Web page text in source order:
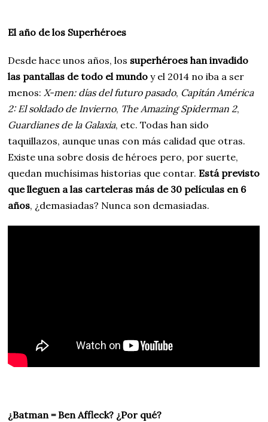
El año de los Superhéroes
Desde hace unos años, los superhéroes han invadido
las pantallas de todo el mundo y el 2014 no iba a ser
menos: X-men: días del futuro pasado, Capitán América
2: El soldado de Invierno, The Amazing Spiderman 2,
Guardianes de la Galaxia, etc. Todas han sido
taquillazos, aunque unas con más calidad que otras.
Existe una sobre dosis de héroes pero, por suerte,
quedan muchísimas historias que contar.Está previsto
que lleguen a las carteleras más de 30 películas en 6
años, ¿demasiadas? Nunca son demasiadas.
¿Batman = Ben Affleck? ¿Por qué?